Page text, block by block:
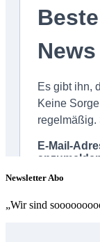
Newsletter Abo
„Wir sind